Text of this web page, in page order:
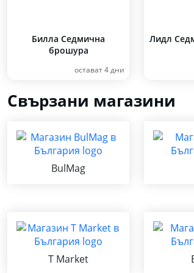
Билла Седмична
брошура
остават 4 дни
Лидл
Свързани магазини
BulMag
T Market